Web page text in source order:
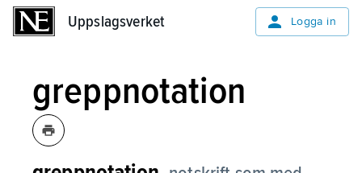
Uppslagsverket Logga in
greppnotation